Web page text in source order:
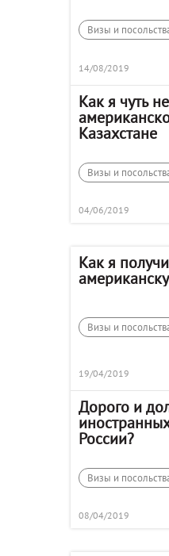
Визы и
14/08/2019
Как я чуть
Казахстане
Визы и
04/06/2019
Как я
Визы и
19/04/2019
Дорого и
России?
Визы и
08/04/2019